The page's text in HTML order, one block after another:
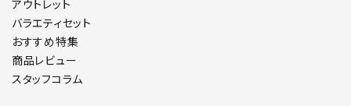
アウトレット
バラエティセット
おすすめ特集
商品レビュー
スタッフコラム